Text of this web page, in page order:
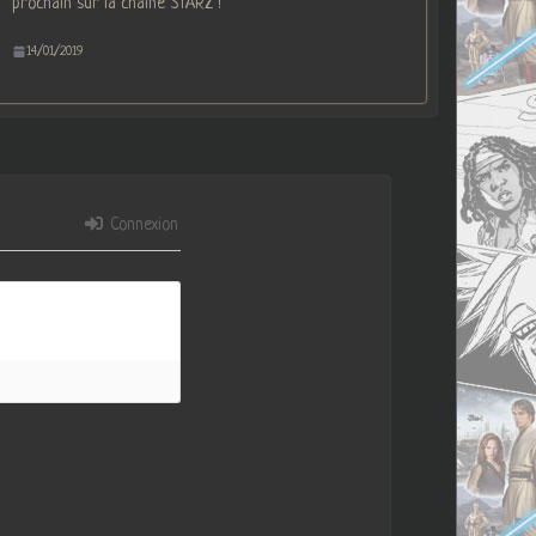
prochain sur la chaine STARZ !
14/01/2019
Connexion